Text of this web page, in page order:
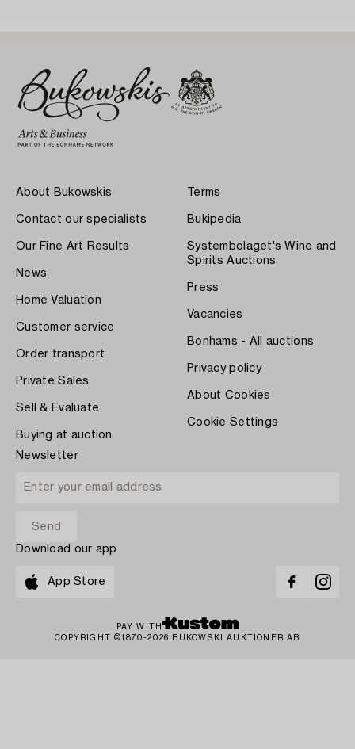
About Bukowskis
Contact our specialists
Our Fine Art Results
News
Home Valuation
Customer service
Order transport
Private Sales
Sell & Evaluate
Buying at auction
Terms
Bukipedia
Systembolaget's Wine and
Spirits Auctions
Press
Vacancies
Bonhams - All auctions
Privacy policy
About Cookies
Cookie Settings
Newsletter
Download our app
App Store
PAY WITH
COPYRIGHT ©1870-2026 BUKOWSKI AUKTIONER AB